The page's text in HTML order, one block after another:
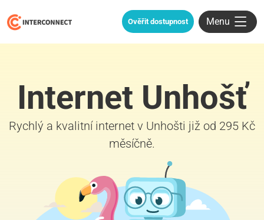
Ověřit dostupnost Menu
Internet Unhošť
Rychlý a kvalitní internet v Unhošti již od 295 Kč
měsíčně.